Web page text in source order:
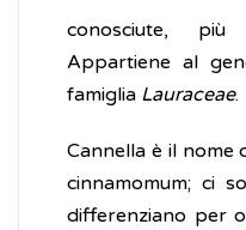
conosciute,
Appartiene al
famiglia Lauraceae.
Cannella è il nome
cinnamomum; ci
differenziano per